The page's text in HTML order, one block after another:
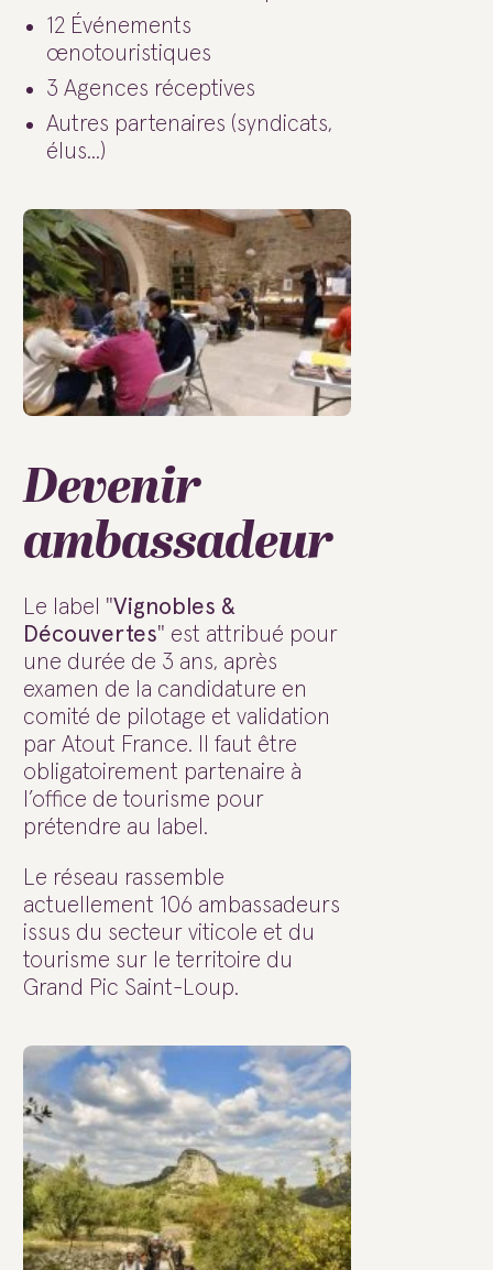
12 Événements
œnotouristiques
3 Agences réceptives
Autres partenaires (syndicats,
élus...)
Devenir
ambassadeur
Le label "Vignobles &
Découvertes" est attribué pour
une durée de 3 ans, après
examen de la candidature en
comité de pilotage et validation
par Atout France. Il faut être
obligatoirement partenaire à
l’office de tourisme pour
prétendre au label.
Le réseau rassemble
actuellement 106 ambassadeurs
issus du secteur viticole et du
tourisme sur le territoire du
Grand Pic Saint-Loup.